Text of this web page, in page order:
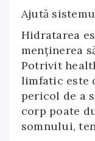
Ajută
Hidratarea
menținerea
Potrivit
limfatic este
pericol de a
corp poate
somnului,